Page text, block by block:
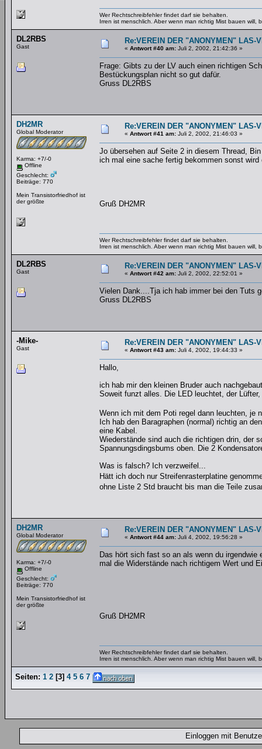
Wer Rechtschreibfehler findet darf sie behalten.
Irren ist menschlich. Aber wenn man richtig Mist bauen will,
DL2RBS
Gast
Re:VEREIN DER "ANONYMEN" LAS-
« Antwort #40 am: Juli 2, 2002, 21:42:36 »
Frage: Gibts zu der LV auch einen richtigen
Bestückungsplan nicht so gut dafür.
Gruss DL2RBS
DH2MR
Global Moderator
Karma: +7/-0
Offline
Geschlecht:
Beiträge: 770
Mein Transistorfriedhof ist
der größte
Re:VEREIN DER "ANONYMEN" LAS-
« Antwort #41 am: Juli 2, 2002, 21:46:03 »
Jo übersehen auf Seite 2 in diesem Thread,
ich mal eine sache fertig bekommen sonst wird
Gruß DH2MR
Wer Rechtschreibfehler findet darf sie behalten.
Irren ist menschlich. Aber wenn man richtig Mist bauen will,
DL2RBS
Gast
Re:VEREIN DER "ANONYMEN" LAS-
« Antwort #42 am: Juli 2, 2002, 22:52:01 »
Vielen Dank....Tja ich hab immer bei den Tuts
Gruss DL2RBS
-Mike-
Gast
Re:VEREIN DER "ANONYMEN" LAS-
« Antwort #43 am: Juli 4, 2002, 19:44:33 »
Hallo,
ich hab mir den kleinen Bruder auch
Soweit funzt alles. Die LED leuchtet, der
Wenn ich mit dem Poti regel dann leuchten, je
Ich hab den Baragraphen (normal) richtig an
eine Kabel.
Wiederstände sind auch die richtigen drin, der
Spannungsdingsbums oben. Die 2
Was is falsch? Ich verzweifel...
Hätt ich doch nur Streifenrasterplatine
ohne Liste 2 Std braucht bis man die Teile
DH2MR
Global Moderator
Karma: +7/-0
Offline
Geschlecht:
Beiträge: 770
Mein Transistorfriedhof ist
der größte
Re:VEREIN DER "ANONYMEN" LAS-
« Antwort #44 am: Juli 4, 2002, 19:56:28 »
Das hört sich fast so an als wenn du
mal die Widerstände nach richtigem Wert und
Gruß DH2MR
Wer Rechtschreibfehler findet darf sie behalten.
Irren ist menschlich. Aber wenn man richtig Mist bauen will,
Seiten: 1 2 [3] 4 5 6 7
Einloggen mit